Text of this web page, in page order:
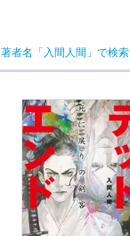
著者名「入間人間」で検索